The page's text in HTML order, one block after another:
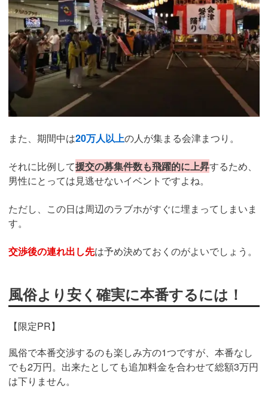
また、期間中は20万人以上の人が集まる会津まつり。
それに比例して援交の募集件数も飛躍的に上昇するため、
男性にとっては見逃せないイベントですよね。
ただし、この日は周辺のラブホがすぐに埋まってしまいま
す。
交渉後の連れ出し先は予め決めておくのがよいでしょう。
風俗より安く確実に本番するには！
【限定PR】
風俗で本番交渉するのも楽しみ方の1つですが、本番なし
でも2万円。出来たとしても追加料金を合わせて総額3万円
は下りません。